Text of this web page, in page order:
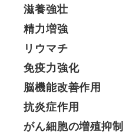
滋養強壮
精力増強
リウマチ
免疫力強化
脳機能改善作用
抗炎症作用
がん細胞の増殖抑制